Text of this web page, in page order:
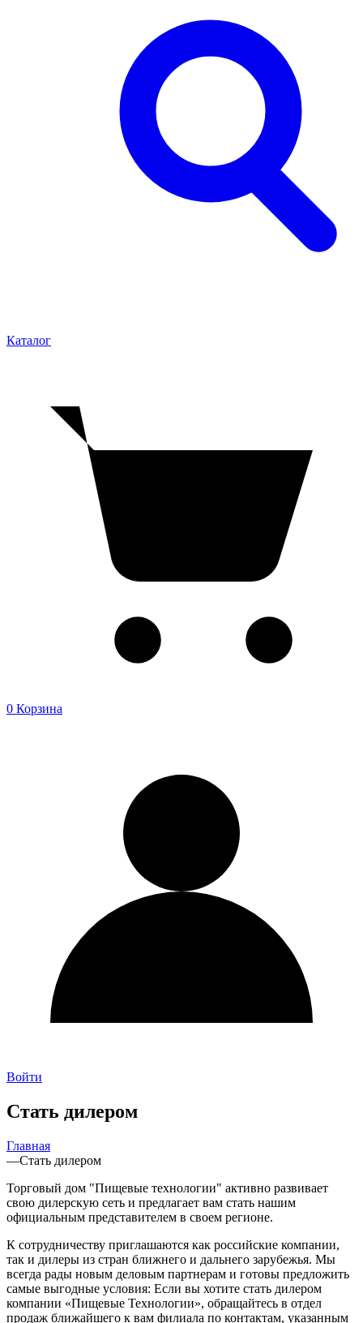
Каталог
0 Корзина
Войти
Стать дилером
Главная
—Стать дилером
Торговый дом "Пищевые технологии" активно развивает
свою дилерскую сеть и предлагает вам стать нашим
официальным представителем в своем регионе.
К сотрудничеству приглашаются как российские компании,
так и дилеры из стран ближнего и дальнего зарубежья. Мы
всегда рады новым деловым партнерам и готовы предложить
самые выгодные условия: Если вы хотите стать дилером
компании «Пищевые Технологии», обращайтесь в отдел
продаж ближайшего к вам филиала по контактам, указанным